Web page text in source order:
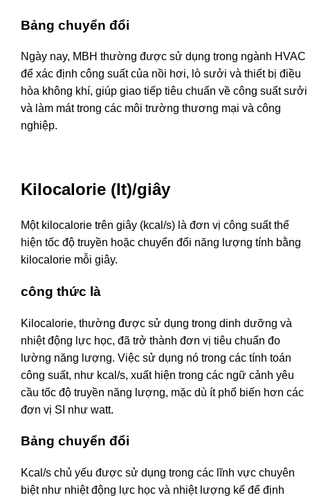
Bảng chuyển đổi
Ngày nay, MBH thường được sử dụng trong ngành HVAC
để xác định công suất của nồi hơi, lò sưởi và thiết bị điều
hòa không khí, giúp giao tiếp tiêu chuẩn về công suất sưởi
và làm mát trong các môi trường thương mại và công
nghiệp.
Kilocalorie (It)/giây
Một kilocalorie trên giây (kcal/s) là đơn vị công suất thể
hiện tốc độ truyền hoặc chuyển đổi năng lượng tính bằng
kilocalorie mỗi giây.
công thức là
Kilocalorie, thường được sử dụng trong dinh dưỡng và
nhiệt động lực học, đã trở thành đơn vị tiêu chuẩn đo
lường năng lượng. Việc sử dụng nó trong các tính toán
công suất, như kcal/s, xuất hiện trong các ngữ cảnh yêu
cầu tốc độ truyền năng lượng, mặc dù ít phổ biến hơn các
đơn vị SI như watt.
Bảng chuyển đổi
Kcal/s chủ yếu được sử dụng trong các lĩnh vực chuyên
biệt như nhiệt động lực học và nhiệt lượng kế để định